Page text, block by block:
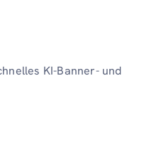
KI-Banner- und